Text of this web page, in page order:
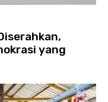
yang